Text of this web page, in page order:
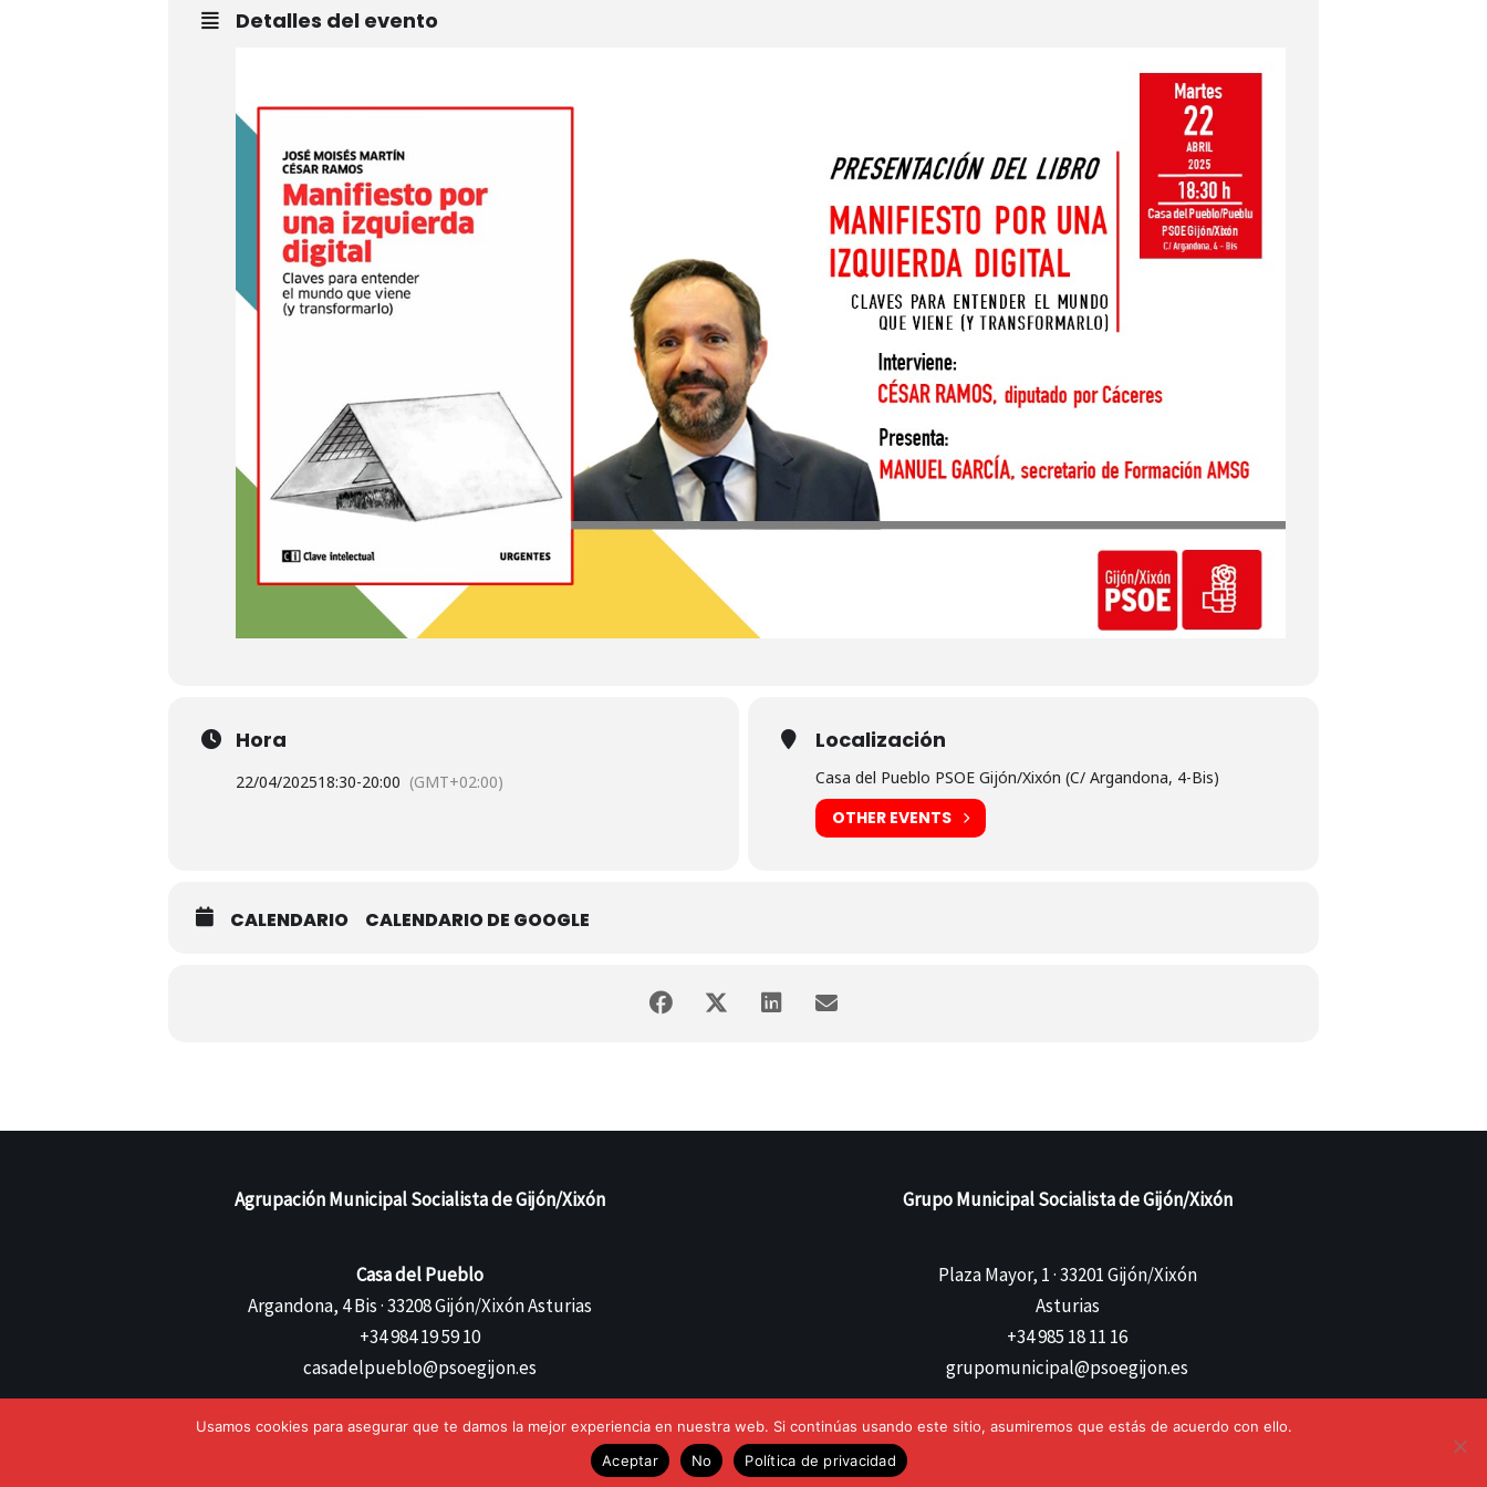
Detalles del evento
Hora
22/04/202518:30-20:00 (GMT+02:00)
Localización
Casa del Pueblo PSOE Gijón/Xixón (C/ Argandona, 4-Bis)
OTHER EVENTS
CALENDARIO CALENDARIO DE GOOGLE
Agrupación Municipal Socialista de Gijón/Xixón
Casa del Pueblo
Argandona, 4 Bis · 33208 Gijón/Xixón Asturias
+34 984 19 59 10
casadelpueblo@psoegijon.es
Grupo Municipal Socialista de Gijón/Xixón
Plaza Mayor, 1 · 33201 Gijón/Xixón
Asturias
+34 985 18 11 16
grupomunicipal@psoegijon.es
©{current_year} Agrupación Municipal Socialista de Gijón/Xixón. Aviso Legal
Usamos cookies para asegurar que te damos la mejor experiencia en nuestra web. Si continúas usando este sitio, asumiremos que estás de acuerdo con ello.
Aceptar
No Política de privacidad